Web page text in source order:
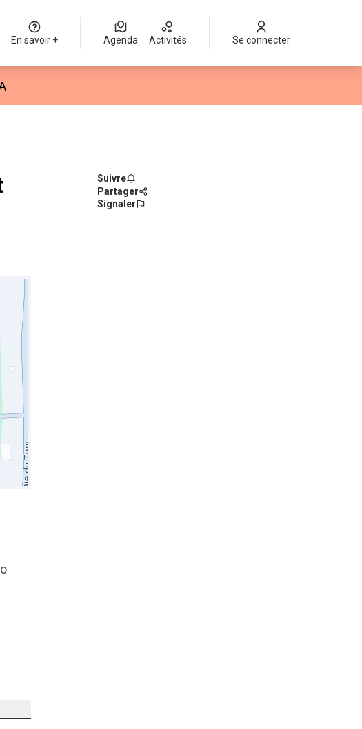
En savoir + Agenda Activités Se connecter
Suivre
Partager
Signaler